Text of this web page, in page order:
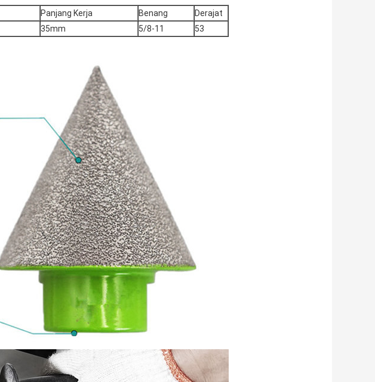
Panjang Kerja Benang
Derajat
35mm 5/8-11 53